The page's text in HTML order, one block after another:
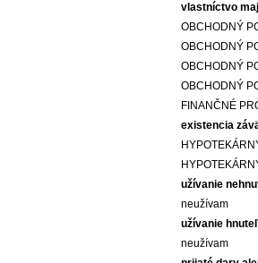
vlastníctvo
OBCHODNÝ
OBCHODNÝ
OBCHODNÝ
OBCHODNÝ
FINANČNÉ
existencia
užívanie
neužívam
užívanie
neužívam